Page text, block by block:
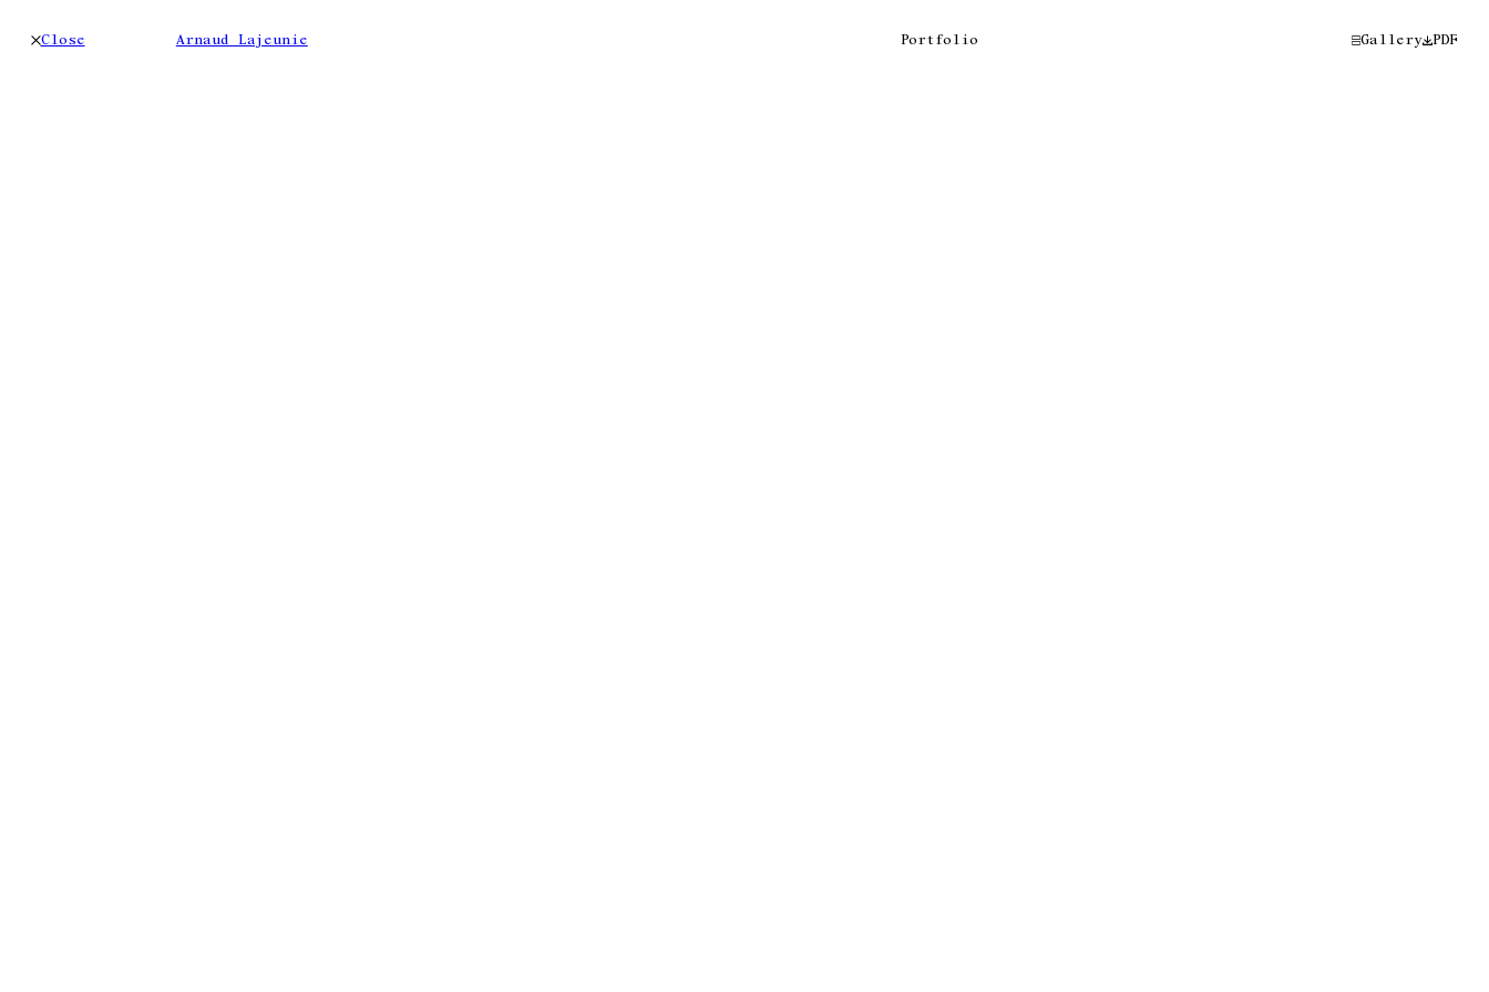
Close Arnaud Lajeunie Portfolio PDF
Gallery